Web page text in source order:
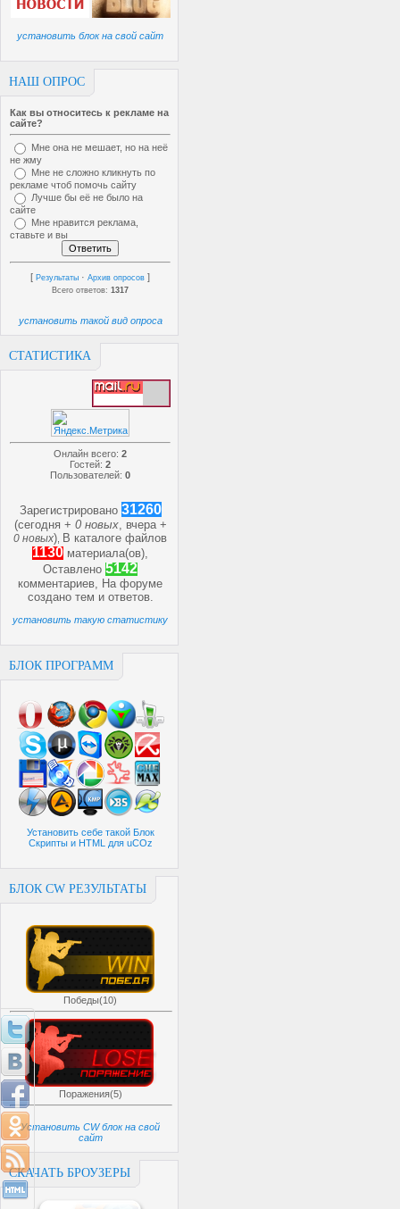
установить блок на свой сайт
НАШ ОПРОС
Как вы относитесь к рекламе на
сайте?
Мне она не мешает, но на неё
не жму
Мне не сложно кликнуть по
рекламе чтоб помочь сайту
Лучше бы её не было на
сайте
Мне нравится реклама,
ставьте и вы
[ Результаты · Архив опросов ]
Всего ответов: 1317
установить такой вид опроса
СТАТИСТИКА
Онлайн всего: 2
Гостей: 2
Пользователей: 0
Зарегистрировано 31260
(сегодня + 0 новых, вчера +
0 новых) В каталоге файлов
1130 материала(ов),
Оставлено 5142
комментариев, На форуме
создано тем и ответов.
установить такую статистику
БЛОК ПРОГРАММ
Установить себе такой Блок
Скрипты и HTML для uCOz
БЛОК CW РЕЗУЛЬТАТЫ
Победы(10)
Поражения(5)
Установить CW блок на свой
сайт
СКАЧАТЬ БРОУЗЕРЫ